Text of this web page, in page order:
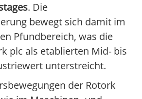
. Die
bewegt sich damit im
Pfundbereich, was die
plc als etablierten Mid- bis
unterstreicht.
der Rotork